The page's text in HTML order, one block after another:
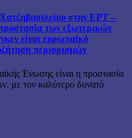
στην ΕΡΤ –
των εξωτερικών
είναι ευρωπαϊκό
περιορισμών
Ένωσης είναι η προστασία
με τον καλύτερο δυνατό